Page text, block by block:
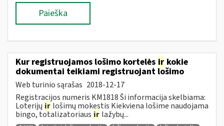
Paieška
Kur registruojamos lošimo kortelės ir kokie
dokumentai teikiami registruojant lošimo
Web turinio sąrašas 2018-12-17
Registracijos numeris KM1818 Ši informacija skelbiama:
Loterijų ir lošimų mokestis Kiekviena lošime naudojama
bingo, totalizatoriaus ir lažybų...